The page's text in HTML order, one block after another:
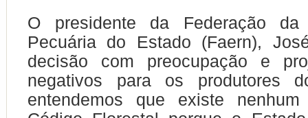
O presidente da Federação da
Pecuária do Estado (Faern),
decisão com preocupação e
negativos para os produtores
entendemos que existe